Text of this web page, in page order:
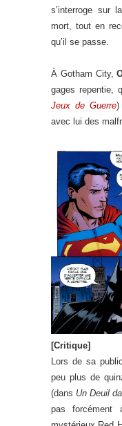
s’interroge sur
mort, tout en
qu’il se passe.
À Gotham City,
gages repentie,
Jeux de Guerre)
avec lui des
[Critique]
Lors de sa
peu plus de
(dans Un Deuil
pas forcément